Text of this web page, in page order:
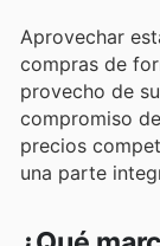
Aprovechar
compras de
provecho de
compromiso
precios
una parte